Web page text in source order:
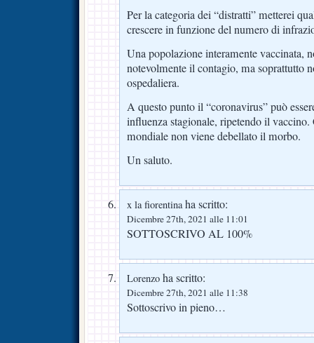
Per la categoria dei “distratti” metterei
crescere in funzione del numero di
Una popolazione interamente vaccinata,
notevolmente il contagio, ma soprattutto
ospedaliera.
A questo punto il “coronavirus” può
influenza stagionale, ripetendo il
mondiale non viene debellato il morbo.
Un saluto.
x la fiorentinaha scritto:
Dicembre 27th, 2021 alle 11:01
SOTTOSCRIVO AL 100%
Lorenzo ha scritto:
Dicembre 27th, 2021 alle 11:38
Sottoscrivo in pieno…